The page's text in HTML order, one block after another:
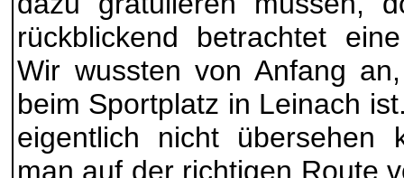
rückblickend betrachtet
Wir wussten von Anfang
beim Sportplatz in Leinach
eigentlich nicht übersehen
man auf der richtigen Route